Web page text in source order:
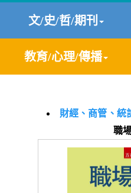
文/史/哲/期刊
教育/心理/傳播
財經、商管、統
職